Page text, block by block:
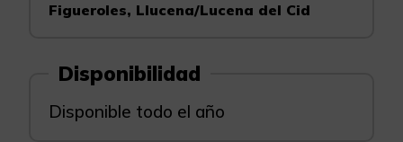
Figueroles, Llucena/Lucena del Cid
Disponibilidad
Disponible todo el año